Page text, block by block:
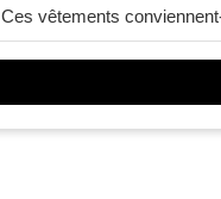
Ces vêtements